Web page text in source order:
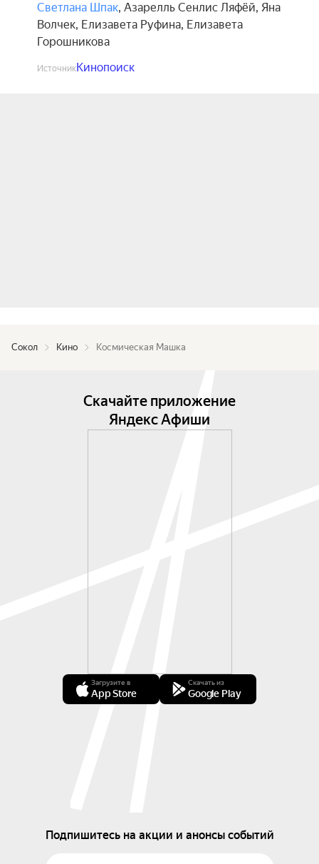
Светлана Шпак, Азарелль Сенлис Ляфёй, Яна
Волчек, Елизавета Руфина, Елизавета
Горошникова
ИсточникКинопоиск
Сокол Кино Космическая Машка
Скачайте приложение
Яндекс Афиши
Загрузите в
App Store
Скачать из
Google Play
Подпишитесь на акции и анонсы событий